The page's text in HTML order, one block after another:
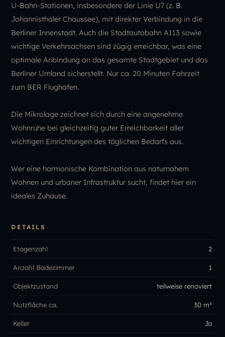
U-Bahn-Stationen, insbesondere der Linie U7 (z. B.
Johannisthaler Chaussee), mit direkter Verbindung in die
Berliner Innenstadt. Auch die Stadtautobahn A113 sowie
wichtige Verkehrsachsen sind zügig erreichbar, was eine
optimale Anbindung an das gesamte Stadtgebiet und das
Berliner Umland sicherstellt. Nur ca. 20 Minuten Fahrzeit
zum BER Flughafen.
Die Mikrolage zeichnet sich durch eine angenehme
Wohnruhe bei gleichzeitig guter Erreichbarkeit aller
wichtigen Einrichtungen des täglichen Bedarfs aus.
Wer eine harmonische Kombination aus naturnahem
Wohnen und urbaner Infrastruktur sucht, findet hier ein
ideales Zuhause.
DETAILS
Etagenzahl 2
Anzahl Badezimmer 1
Objektzustand teilweise renoviert
Nutzfläche ca. 30 m²
Keller Ja